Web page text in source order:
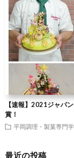
【速報】2021ジャパ
賞！
平岡調理・製菓専門
最近の投稿